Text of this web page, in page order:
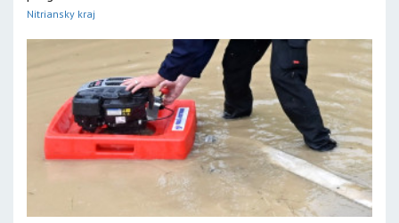
Nitriansky kraj